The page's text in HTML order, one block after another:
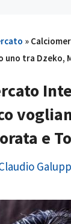
»
uno tra Dzeko,
e